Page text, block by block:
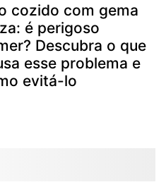
cozido com gema
é perigoso
Descubra o que
esse problema e
evitá-lo